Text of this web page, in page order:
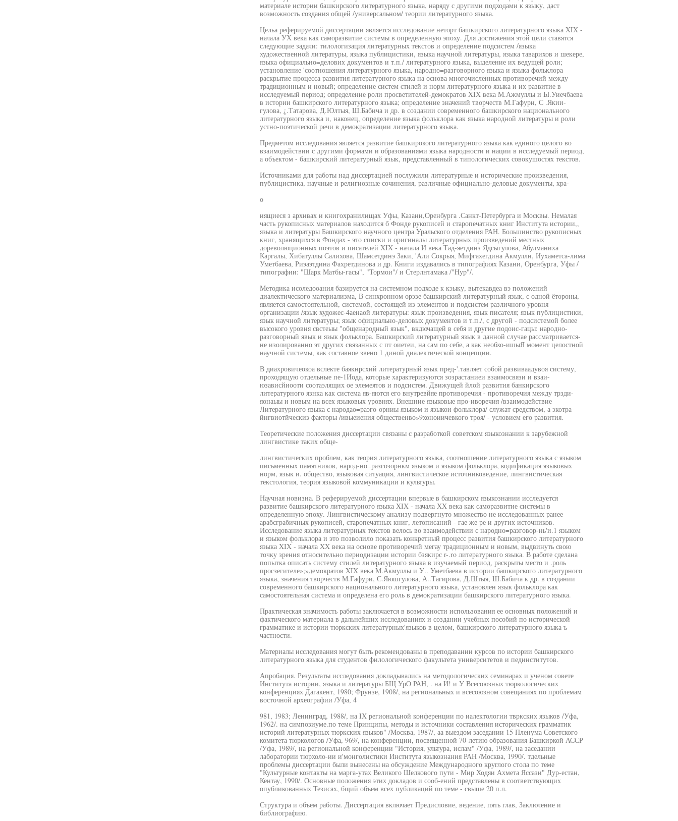
материале истории башкирского литературного языка, наряду с другими подходами к языку, даст
возможность создания общей /универсальном/ теории литературного языка.
Цельа реферируемой диссертации является исследование неторт башкирского литературного языка XIX -
начала УХ века как саморазвитие системы в определенную эпоху. Для достижения этой цели ставятся
следующие задачи: тилологизация литературных текстов и определение подсистем /языка
художественной литературы, языка публицистики, языка научной литературы, языка таварихов и шекере,
языка официально=делових документов и т.п./ литературного языка, выделение их ведущей роли;
установление 'соотношения литературного языка, народно=разговорного языка и языка фольклора
раскрытие процесса развития литературного языка на основа многочисленных противоречий между
традиционным и новый; определение систем стилей и норм литературного языка и их развитие в
исследуемый период; определение роли просветителей-демократов XIX века М.Ажмуллы и Ы.Уиечбаева
в истории башкирского литературного языка; определение значений творчеств М.Гафури, С .Якии-
гулова, ¿.Татарова, Д.Юлтыя, Ш.Бабича и др. в создании современного башкирского национального
литературного языка и, наконец, определение языка фольклора как языка народной литературы и роли
устно-поэтической речи в демократизации литературного языка.
Предметом исследования является развитие башкирокого литературного языка как единого целого во
взаимодействии с другими формами и образованиями языка народности и нации в исследуемый период,
а объектом - башкирский литературный язык, представленный в типологических совокушостях текстов.
Источниками для работы над диссертацией послужили литературные и исторические произведения,
публицистика, научные и религиозные сочинения, различные официально-деловые документы, хра-
о
иящиеся з архивах и книгохранилищах Уфы, Казани,Оренбурга .Санкт-Петербурга и Москвы. Немалая
часть рукописных материалов находится б Фонде рукописей и старопечатных книг Института истории,,
языка и литературы Башкирского научного центра Уральского отделения РАН. Большинство рукописных
книг, хранящихся в Фондах - это списки и оригиналы литературных произведений местных
дореволюционных поэтов и писателей XIX - начала И века Тад-яетдинз Ядсыгулова, Абулманиха
Каргалы, Хибатуллы Салихова, Шамсетдинэ Заки, 'Али Сокрыя, Мифгахегдина Акмуллн, Иухаметса-лима
Уметбаева, Риэаэтдина Фахретдинова и др. Книги издавались в типографиях Казани, Оренбурга, Уфы /
типографии: "Шарк Матбы-гасы", "Тормои"/ и Стерлнтамака /"Hyp"/.
Методика исоледооания базируется на системном подходе к кэыку, вытекавдеа вэ положений
диалектического материализма, В синхронном орэзе башкирский литературный язык, с одной ётороны,
является самостоятельной, системой, состоящей из элементов и подсистем различного уровня
организации /язык художес-4аенаой литературы: язык произведения, язык писателя; язык публицистики,
язык научной литературы; язык официально-деловых документов и т.п./, с другой - подсистемой более
высокого уровня свстеыы "общенародный язык", вкдючащей в себя и другие подоис-гацы: народно-
разговорный явык и язык фольклора. Башкирский литературный язык в данной случае рассматривается-
не изолированно эт других связанных с пт оиетеи, на сам по себе, а как необхо-ишыЯ момент целостной
научной системы, как составное звено 1 диной диалектической концепции.
В диахровичеокоа вслекте баякнрсхий литературный язык пред-'.тавляет собой развиваадувоя систему,
проходящую отдельные пе-1Иода, которые характеризуются зозрастаниеи взаимосвязи и взаи-
юзависйиооти соотаэлящих ое элемеятов и подсистем. Движущей йлой развития банкирского
литературного язнка как система яв-яются его внутревйяе противоречия - противоречия между трзди-
яонаыы и новым на всех языковых уровнях. Внешние языковые про-иворечия /взаимодействие
Литературного языка с народао=раэго-орниы языком и яэыкои фольклора/ служат средством, а экотра-
йнгвиотйческиз факторы /ивыеиения общественво»9хоноиичевкого троя/ - условием его развития.
Теоретические положения диссертации связаны с разработкой советском языкознании к зарубежной
лингвистике таких обще-
лингвистических проблем, как теория литературного языка, соотношение литературного языка с языком
письменных памятников, народ-но=разгозорнкм языком и языком фольклора, кодификация языковых
норм, язык и. общество, языковая ситуация, лингвистическое источниковедение, лингвистическая
текстология, теория языковой коммуникации и культуры.
Научная новизна. В реферируемой диссертации впервые в башкирском языкознании исследуется
развитие башкирского литературного языка XIX - начала XX века как саморазвитие системы в
определенную эпоху. Лингвистическому анализу подвергнуто множество не исследованных ранее
арабсграбичных рукописей, старопечатных книг, летописаний - гае же ре и других источников.
Исследование языка литературных текстов велось во взаимодействии с народно=разговор-нь'и.1 языком
и языком фольклора и это позволило показать конкретный процесс развития башкирского литературного
языка XIX - начала XX века на основе противоречий мегау традиционным и новым, выдвинуть свою
точку зрения относительно периодизации истории бзякирс r-.ro литературного языка. В работе сделана
попытка описать систему стилей литературного языка в изучаемый период, раскрыты место и .роль
просзегителе»;»демократов XIX века М.Акмуллы и У.. Уметбаева в истории башкирского литературного
языка, значения творчеств М.Гафури, С.Яюшгулова, А..Тагирова, Д.Штыя, Ш.Бабича к др. в создании
современного башкирского национального литературного языка, установлен язык фольклора как
самостоятельная система и определена его роль в демократизации башкирского литературного языка.
Практическая значимость работы заключается в возможности использования ее основных положений и
фактического материала в дальнейших исследованиях и создании учебных пособий по исторической
грамматике и истории тюркских литературных'языков в целом, башкирского литературного языка ъ
частности.
Материалы исследования могут быть рекомендованы в преподавании курсов по истории башкирского
литературного языка для студентов филологического факультета университетов и пединститутов.
Апробация. Результаты исследования докладывались на методологических семинарах и ученом совете
Института истории, языка и литературы БЩ УрО РАН, . на И! и У Всесоюзных тюркологических
конференциях Дагакент, 1980; Фрунзе, 1908/, на региональных и всесоюзном совещаниях по проблемам
восточной археографии /Уфа, 4
981, 1983; Ленинград, 1988/, на IX региональной конференции по иалектологии твркских языков /Уфа,
1962/. на симпозиуме.по теме Принципы, методы и источники составления исторических грамматик
историй литературных тюркских языков" /Москва, 1987/, аа выездом заседании 15 Пленума Советского
комитета тюркологов /Уфа, 969/, на конференции, посвященной 70-летию образования Башкиркой АССР
/Уфа, 1989/, на региональной конференции "История, ультура, ислам" /Уфа, 1989/, на заседании
лаборатории тюрхоло-ии и'монголистики Института языкознания РАН /Москва, 1990/. тдельные
проблемы диссертации были вынесены на обсуждение Международного круглого стола по теме
"Культурные контакты на марга-утах Великого Шелкового пути - Мир Ходяи Ахмета Яссази" Дур-естан,
Кентау, 1990/. Основные положения этих докладов и сооб-ений представлены в соответствующих
опубликованных Тезисах, бщий объем всех публикаций по теме - свыше 20 п.л.
Структура и объем работы. Диссертация включает Предисловие, ведение, пять глав, Заключение и
библиографию.